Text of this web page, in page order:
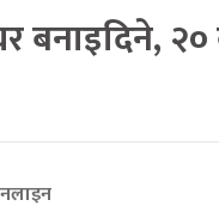
बनाइदिने,